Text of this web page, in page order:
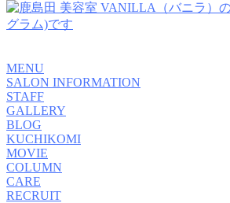
MENU
SALON INFORMATION
STAFF
GALLERY
BLOG
KUCHIKOMI
MOVIE
COLUMN
CARE
RECRUIT